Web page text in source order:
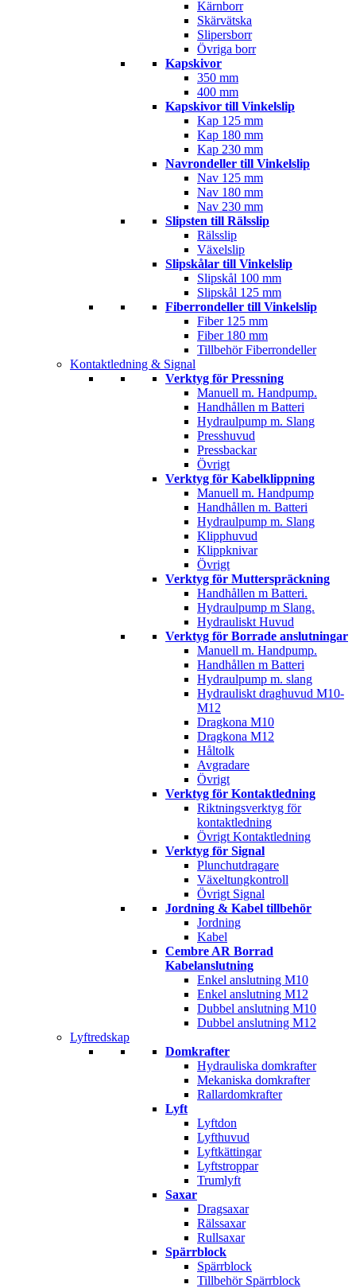
Kärnborr
Skärvätska
Slipersborr
Övriga borr
Kapskivor
350 mm
400 mm
Kapskivor till Vinkelslip
Kap 125 mm
Kap 180 mm
Kap 230 mm
Navrondeller till Vinkelslip
Nav 125 mm
Nav 180 mm
Nav 230 mm
Slipsten till Rälsslip
Rälsslip
Växelslip
Slipskålar till Vinkelslip
Slipskål 100 mm
Slipskål 125 mm
Fiberrondeller till Vinkelslip
Fiber 125 mm
Fiber 180 mm
Tillbehör Fiberrondeller
Kontaktledning & Signal
Verktyg för Pressning
Manuell m. Handpump.
Handhållen m Batteri
Hydraulpump m. Slang
Presshuvud
Pressbackar
Övrigt
Verktyg för Kabelklippning
Manuell m. Handpump
Handhållen m. Batteri
Hydraulpump m. Slang
Klipphuvud
Klippknivar
Övrigt
Verktyg för Mutterspräckning
Handhållen m Batteri.
Hydraulpump m Slang.
Hydrauliskt Huvud
Verktyg för Borrade anslutningar
Manuell m. Handpump.
Handhållen m Batteri
Hydraulpump m. slang
Hydrauliskt draghuvud M10-
M12
Dragkona M10
Dragkona M12
Håltolk
Avgradare
Övrigt
Verktyg för Kontaktledning
Riktningsverktyg för
kontaktledning
Övrigt Kontaktledning
Verktyg för Signal
Plunchutdragare
Växeltungkontroll
Övrigt Signal
Jordning & Kabel tillbehör
Jordning
Kabel
Cembre AR Borrad
Kabelanslutning
Enkel anslutning M10
Enkel anslutning M12
Dubbel anslutning M10
Dubbel anslutning M12
Lyftredskap
Domkrafter
Hydrauliska domkrafter
Mekaniska domkrafter
Rallardomkrafter
Lyft
Lyftdon
Lyfthuvud
Lyftkättingar
Lyftstroppar
Trumlyft
Saxar
Dragsaxar
Rälssaxar
Rullsaxar
Spärrblock
Spärrblock
Tillbehör Spärrblock